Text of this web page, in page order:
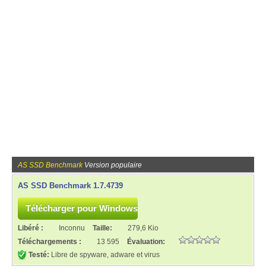
AS SSD Benchmark Version populaire
AS SSD Benchmark 1.7.4739
Libéré : Inconnu Taille:
279,6 Kio
Téléchargements :
13 595
Évaluation:
Testé: Libre de spyware, adware et virus